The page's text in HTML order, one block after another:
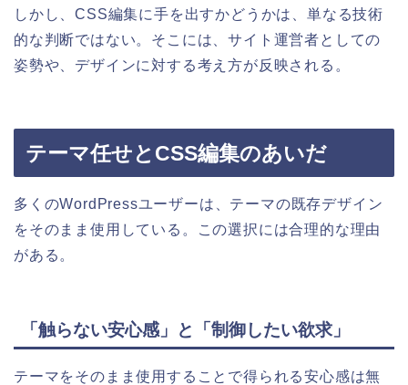
しかし、CSS編集に手を出すかどうかは、単なる技術
的な判断ではない。そこには、サイト運営者としての
姿勢や、デザインに対する考え方が反映される。
テーマ任せとCSS編集のあいだ
多くのWordPressユーザーは、テーマの既存デザイン
をそのまま使用している。この選択には合理的な理由
がある。
「触らない安心感」と「制御したい欲求」
テーマをそのまま使用することで得られる安心感は無